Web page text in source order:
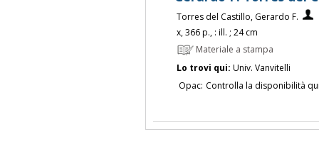
Torres del Castillo, Gerardo F.
x, 366 p., : ill. ; 24 cm
Materiale a stampa
Lo trovi qui: Univ. Vanvitelli
Opac: Controlla la disponibilità